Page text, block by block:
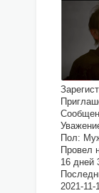
Пол:
Провел
16 дней
2021-11-